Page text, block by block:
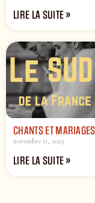
LIRE LA SUITE »
CHANTS ET
novembre 11, 2025
LIRE LA SUITE »